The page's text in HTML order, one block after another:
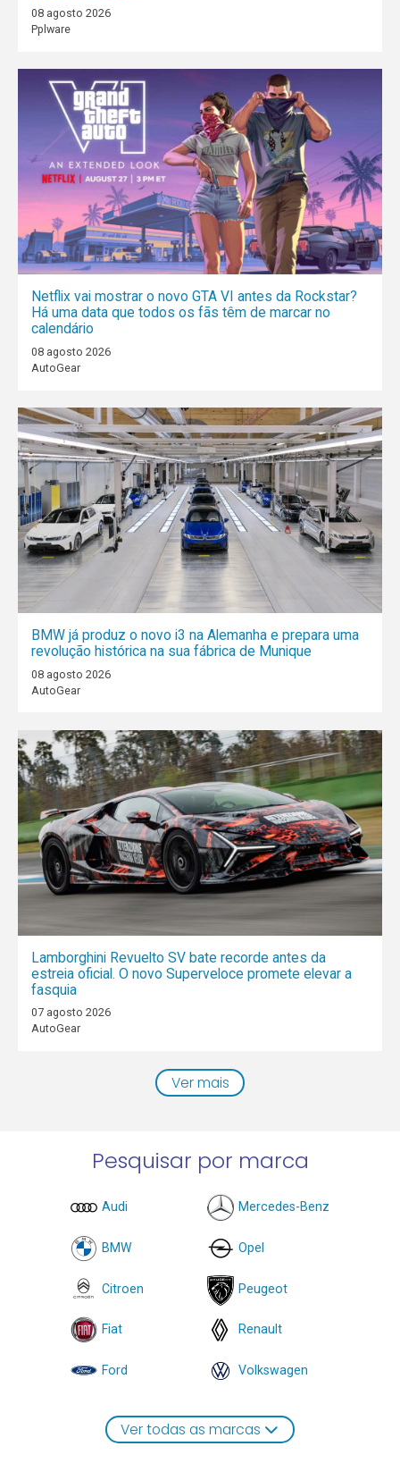
08 agosto 2026
Pplware
Netflix vai mostrar o novo GTA VI antes da Rockstar?
Há uma data que todos os fãs têm de marcar no
calendário
08 agosto 2026
AutoGear
BMW já produz o novo i3 na Alemanha e prepara uma
revolução histórica na sua fábrica de Munique
08 agosto 2026
AutoGear
Lamborghini Revuelto SV bate recorde antes da
estreia oficial. O novo Superveloce promete elevar a
fasquia
07 agosto 2026
AutoGear
Ver mais
Pesquisar por marca
Audi
BMW
Citroen
Fiat
Ford
Mercedes-Benz
Opel
Peugeot
Renault
Volkswagen
Ver todas as marcas